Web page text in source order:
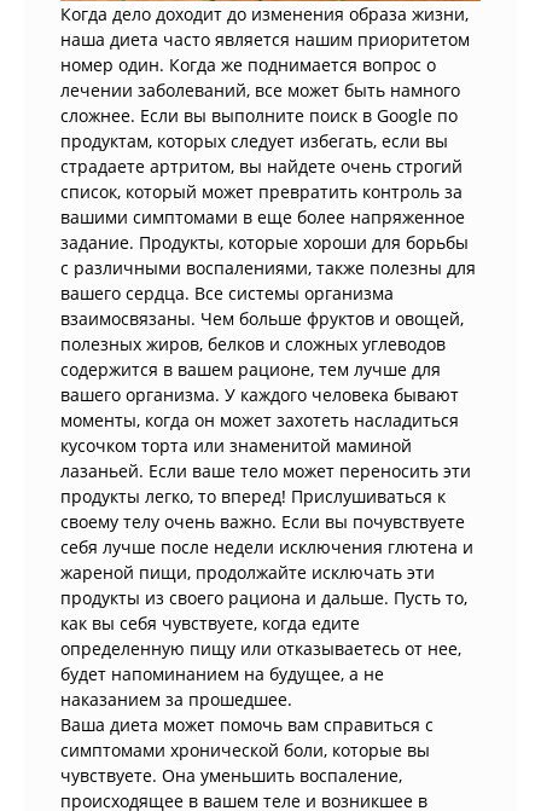
Когда дело доходит до изменения образа жизни,
наша диета часто является нашим приоритетом
номер один. Когда же поднимается вопрос о
лечении заболеваний, все может быть намного
сложнее. Если вы выполните поиск в Google по
продуктам, которых следует избегать, если вы
страдаете артритом, вы найдете очень строгий
список, который может превратить контроль за
вашими симптомами в еще более напряженное
задание. Продукты, которые хороши для борьбы
с различными воспалениями, также полезны для
вашего сердца. Все системы организма
взаимосвязаны. Чем больше фруктов и овощей,
полезных жиров, белков и сложных углеводов
содержится в вашем рационе, тем лучше для
вашего организма. У каждого человека бывают
моменты, когда он может захотеть насладиться
кусочком торта или знаменитой маминой
лазаньей. Если ваше тело может переносить эти
продукты легко, то вперед! Прислушиваться к
своему телу очень важно. Если вы почувствуете
себя лучше после недели исключения глютена и
жареной пищи, продолжайте исключать эти
продукты из своего рациона и дальше. Пусть то,
как вы себя чувствуете, когда едите
определенную пищу или отказываетесь от нее,
будет напоминанием на будущее, а не
наказанием за прошедшее.
Ваша диета может помочь вам справиться с
симптомами хронической боли, которые вы
чувствуете. Она уменьшить воспаление,
происходящее в вашем теле и возникшее в